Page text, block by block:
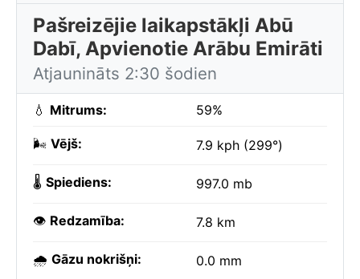
Pašreizējie laikapstākļi Abū
Dabī, Apvienotie Arābu Emirāti
Atjaunināts 2:30 šodien
💧 Mitrums: 59%
🌬️ Vējš: 7.9 kph (299°)
🌡️ Spiediens: 997.0 mb
👁️ Redzamība: 7.8 km
🌧️ Gāzu nokrišņi: 0.0 mm